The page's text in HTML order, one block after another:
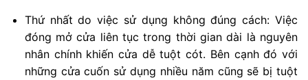
Thứ nhất do việc sử dụng không đúng cách: Việc
đóng mở cửa liên tục trong thời gian dài là nguyên
nhân chính khiến cửa dễ tuột cót. Bên cạnh đó với
những cửa cuốn sử dụng nhiều năm cũng sẽ bị tuột